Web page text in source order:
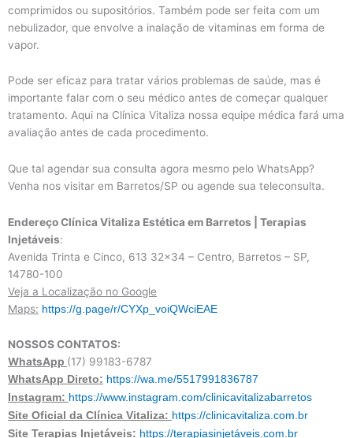
comprimidos ou supositórios. Também pode ser feita com um
nebulizador, que envolve a inalação de vitaminas em forma de
vapor.
Pode ser eficaz para tratar vários problemas de saúde, mas é
importante falar com o seu médico antes de começar qualquer
tratamento. Aqui na Clínica Vitaliza nossa equipe médica fará uma
avaliação antes de cada procedimento.
Que tal agendar sua consulta agora mesmo pelo WhatsApp?
Venha nos visitar em Barretos/SP ou agende sua teleconsulta.
Endereço Clínica Vitaliza Estética em Barretos | Terapias
Injetáveis:
Avenida Trinta e Cinco, 613 32×34 – Centro, Barretos – SP,
14780-100
Veja a Localização no Google
Maps: https://g.page/r/CYXp_voiQWciEAE
NOSSOS CONTATOS:
WhatsApp (17) 99183-6787
WhatsApp Direto: https://wa.me/5517991836787
Instagram: https://www.instagram.com/clinicavitalizabarretos
Site Oficial da Clínica Vitaliza: https://clinicavitaliza.com.br
Site Terapias Injetáveis: https://terapiasinjetáveis.com.br